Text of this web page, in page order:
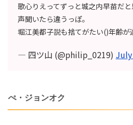
歌心りえってずっと城之内早苗だと
声聞いたら違うっぽ。
堀江美都子説も捨てがたい()年齢が
— 四ツ山 (@philip_0219)
ぺ・ジョンオク